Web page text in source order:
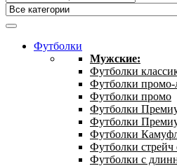
Футболки
Мужские:
Футболки
Футболки промо-
Футболки промо
Футболки
Футболки
Футболки
Футболки стрейч
Футболки с